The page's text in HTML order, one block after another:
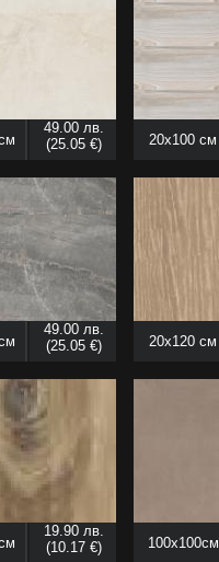
49.00 лв.
(25.05 €)
20x100 см
49.00 лв.
(25.05 €)
20x120 см
19.90 лв.
(10.17 €)
100x100см